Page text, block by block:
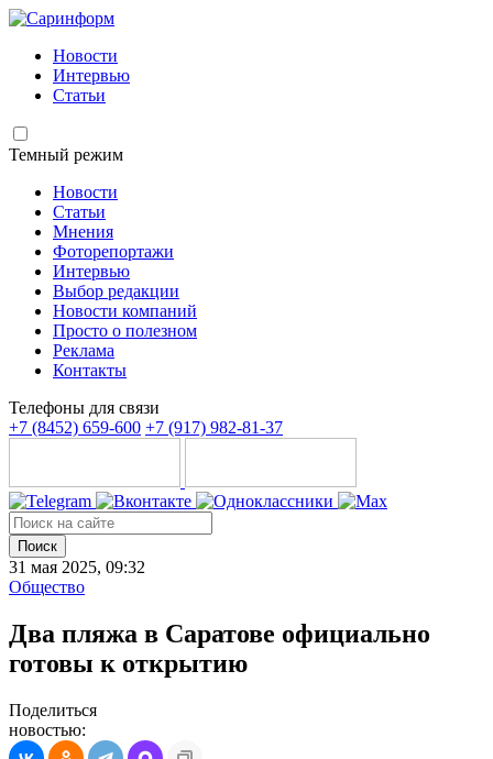
Новости
Интервью
Статьи
Темный режим
Новости
Статьи
Мнения
Фоторепортажи
Интервью
Выбор редакции
Новости компаний
Просто о полезном
Реклама
Контакты
Телефоны для связи
+7 (8452) 659-600 +7 (917) 982-81-37
Поиск
31 мая 2025, 09:32
Общество
Два пляжа в Саратове официально
готовы к открытию
Поделиться
новостью: